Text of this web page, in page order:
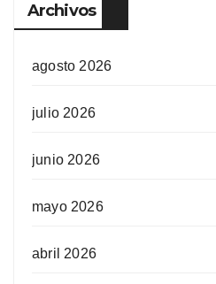
Archivos
agosto 2026
julio 2026
junio 2026
mayo 2026
abril 2026